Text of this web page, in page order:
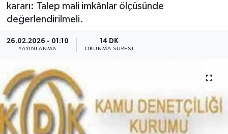
kararı: Talep mali imkânlar ölçüsünde
değerlendirilmeli.
26.02.2026 - 01:10
YAYINLANMA
14 DK
OKUNMA SÜRESI